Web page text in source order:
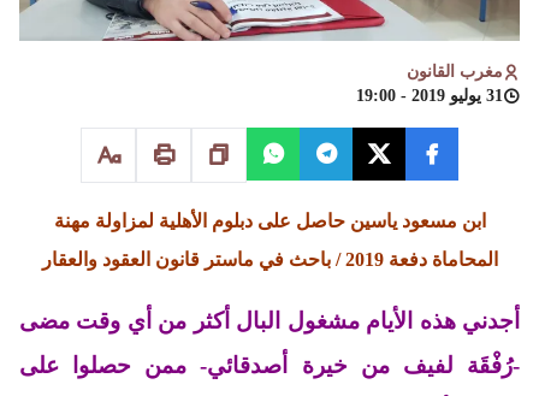
مغرب القانون
31 يوليو 2019 - 19:00
ابن مسعود ياسين حاصل على دبلوم الأهلية لمزاولة مهنة
المحاماة دفعة 2019 / باحث في ماستر قانون العقود والعقار
أجدني هذه الأيام مشغول البال أكثر من أي وقت مضى
-رُفْقَة لفيف من خيرة أصدقائي- ممن حصلوا على